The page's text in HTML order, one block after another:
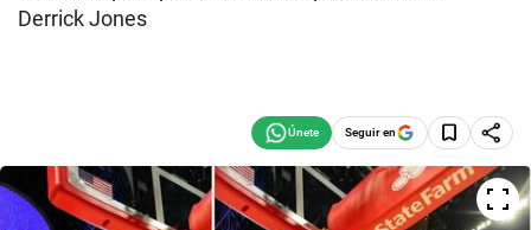
Derrick Jones
Seguir en